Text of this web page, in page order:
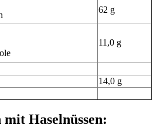
62 g
11,0 g
14,0 g
Haselnüssen: